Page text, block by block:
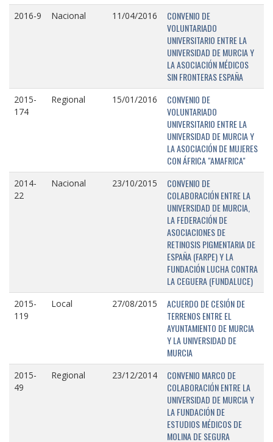
2016-9 Nacional 11/04/2016
CONVENIO DE
VOLUNTARIADO
UNIVERSITARIO ENTRE LA
UNIVERSIDAD DE MURCIA Y
LA ASOCIACIÓN MÉDICOS
SIN FRONTERAS ESPAÑA
2015-
174
Regional 15/01/2016
CONVENIO DE
VOLUNTARIADO
UNIVERSITARIO ENTRE LA
UNIVERSIDAD DE MURCIA Y
LA ASOCIACIÓN DE MUJERES
CON ÁFRICA "AMAFRICA"
2014-
22
Nacional 23/10/2015
CONVENIO DE
COLABORACIÓN ENTRE LA
UNIVERSIDAD DE MURCIA,
LA FEDERACIÓN DE
ASOCIACIONES DE
RETINOSIS PIGMENTARIA DE
ESPAÑA (FARPE) Y LA
FUNDACIÓN LUCHA CONTRA
LA CEGUERA (FUNDALUCE)
2015-
119
Local 27/08/2015
ACUERDO DE CESIÓN DE
TERRENOS ENTRE EL
AYUNTAMIENTO DE MURCIA
Y LA UNIVERSIDAD DE
MURCIA
2015-
49
Regional 23/12/2014
CONVENIO MARCO DE
COLABORACIÓN ENTRE LA
UNIVERSIDAD DE MURCIA Y
LA FUNDACIÓN DE
ESTUDIOS MÉDICOS DE
MOLINA DE SEGURA